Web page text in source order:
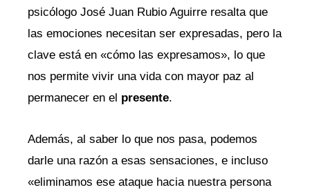
psicólogo José Juan Rubio Aguirre resalta que
las emociones necesitan ser expresadas, pero la
clave está en «cómo las expresamos», lo que
nos permite vivir una vida con mayor paz al
permanecer en el presente.
Además, al saber lo que nos pasa, podemos
darle una razón a esas sensaciones, e incluso
«eliminamos ese ataque hacia nuestra persona